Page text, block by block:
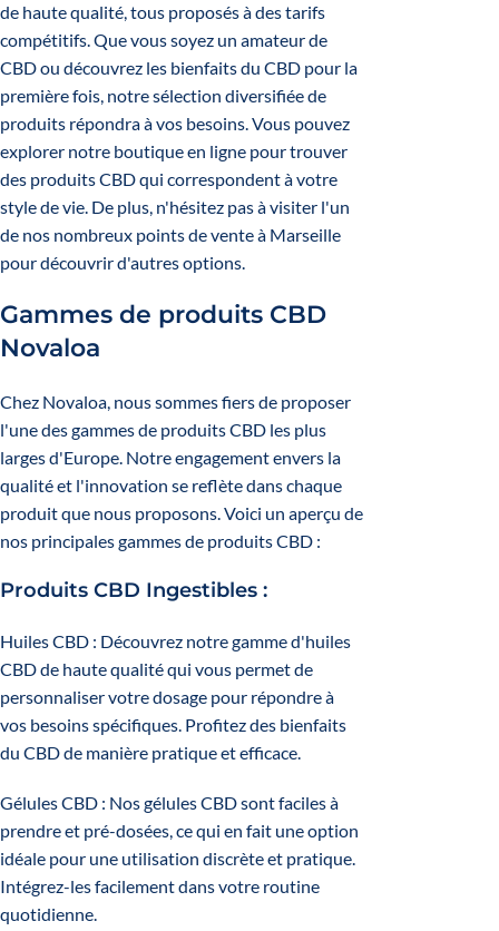
de haute qualité, tous proposés à des tarifs
compétitifs.Que vous soyez un amateur de
CBD ou découvrez les bienfaits du CBD pour la
première fois, notre sélection diversifiée de
produits répondra à vos besoins. Vous pouvez
explorer notre boutique en ligne pour trouver
des produits CBD qui correspondent à votre
style de vie. De plus, n'hésitez pas à visiter l'un
de nos nombreux points de vente à Marseille
pour découvrir d'autres options.
Gammes de produits CBD
Novaloa
Chez Novaloa, nous sommes fiers de proposer
l'une des gammes de produits CBD les plus
larges d'Europe. Notre engagement envers la
qualité et l'innovation se reflète dans chaque
produit que nous proposons. Voici un aperçu de
nos principales gammes de produits CBD :
Produits CBD Ingestibles :
Huiles CBD : Découvrez notre gamme d'huiles
CBD de haute qualité qui vous permet de
personnaliser votre dosage pour répondre à
vos besoins spécifiques. Profitez des bienfaits
du CBD de manière pratique et efficace.
Gélules CBD : Nos gélules CBD sont faciles à
prendre et pré-dosées, ce qui en fait une option
idéale pour une utilisation discrète et pratique.
Intégrez-les facilement dans votre routine
quotidienne.